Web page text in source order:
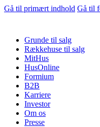
Gå til primært indhold Gå til
Grunde til salg
Rækkehuse til salg
MitHus
HusOnline
Formium
B2B
Karriere
Investor
Om os
Presse